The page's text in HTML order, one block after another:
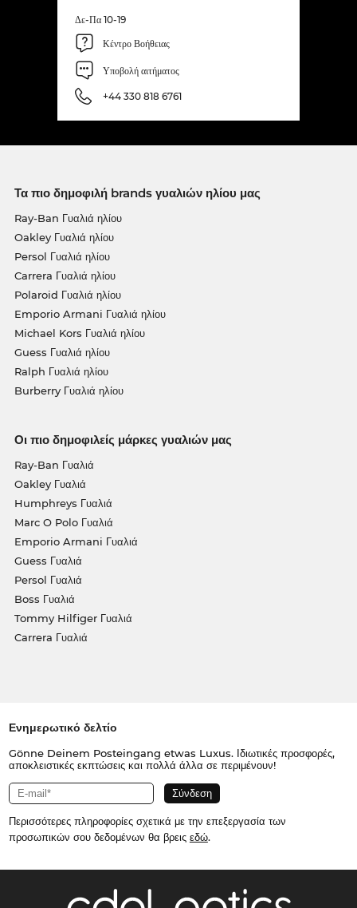
Δε-Πα 10-19
Κέντρο Βοήθειας
Υποβολή αιτήματος
+44 330 818 6761
Τα πιο δημοφιλή brands γυαλιών ηλίου μας
Ray-Ban Γυαλιά ηλίου
Oakley Γυαλιά ηλίου
Persol Γυαλιά ηλίου
Carrera Γυαλιά ηλίου
Polaroid Γυαλιά ηλίου
Emporio Armani Γυαλιά ηλίου
Michael Kors Γυαλιά ηλίου
Guess Γυαλιά ηλίου
Ralph Γυαλιά ηλίου
Burberry Γυαλιά ηλίου
Οι πιο δημοφιλείς μάρκες γυαλιών μας
Ray-Ban Γυαλιά
Oakley Γυαλιά
Humphreys Γυαλιά
Marc O Polo Γυαλιά
Emporio Armani Γυαλιά
Guess Γυαλιά
Persol Γυαλιά
Boss Γυαλιά
Tommy Hilfiger Γυαλιά
Carrera Γυαλιά
Ενημερωτικό δελτίο
Gönne Deinem Posteingang etwas Luxus. Ιδιωτικές προσφορές,
αποκλειστικές εκπτώσεις και πολλά άλλα σε περιμένουν!
Περισσότερες πληροφορίες σχετικά με την επεξεργασία των
προσωπικών σου δεδομένων θα βρεις εδώ.